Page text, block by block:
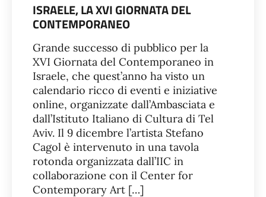
ISRAELE, LA XVI GIORNATA DEL
CONTEMPORANEO
Grande successo di pubblico per la
XVI Giornata del Contemporaneo in
Israele, che quest’anno ha visto un
calendario ricco di eventi e iniziative
online, organizzate dall’Ambasciata e
dall’Istituto Italiano di Cultura di Tel
Aviv. Il 9 dicembre l’artista Stefano
Cagol è intervenuto in una tavola
rotonda organizzata dall’IIC in
collaborazione con il Center for
Contemporary Art […]